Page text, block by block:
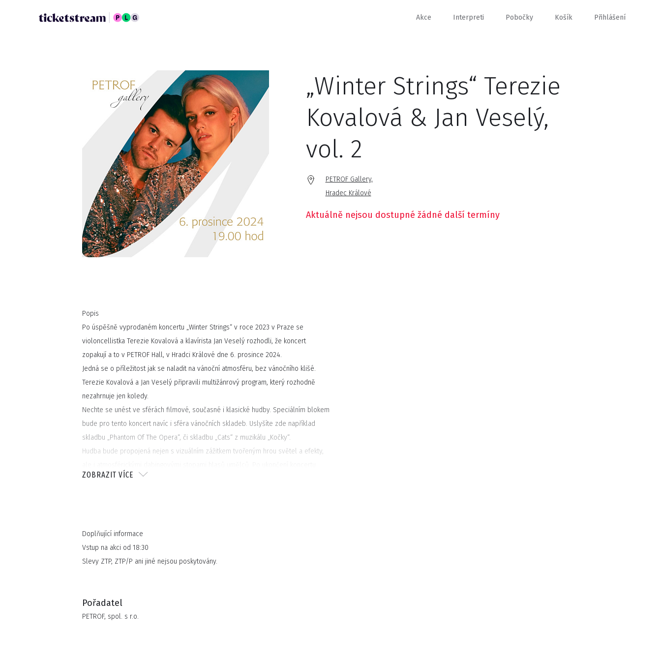
Akce Interpreti Pobočky Košík Přihlášení
„Winter Strings“ Terezie
Kovalová & Jan Veselý,
vol. 2
PETROF Gallery,
Hradec Králové
Aktuálně nejsou dostupné žádné další termíny
Popis
Po úspěšně vyprodaném koncertu „Winter Strings“ v roce 2023 v Praze se
violoncellistka Terezie Kovalová a klavírista Jan Veselý rozhodli, že koncert
zopakují a to v PETROF Hall, v Hradci Králové dne 6. prosince 2024.
Jedná se o příležitost jak se naladit na vánoční atmosféru, bez vánočního klišé.
Terezie Kovalová a Jan Veselý připravili multižánrový program, který rozhodně
nezahrnuje jen koledy.
Nechte se unést ve sférách filmové, současné i klasické hudby. Speciálním blokem
bude pro tento koncert navíc i sféra vánočních skladeb. Uslyšíte zde například
skladbu „Phantom Of The Opera“, či skladbu „Cats“ z muzikálu „Kočky“.
Hudba bude propojená nejen s vizuálním zážitkem tvořeným hrou světel a efekty,
bude v prostoru PETROF společné setkání s umělci.
ZOBRAZIT VÍCE
Doplňující informace
Vstup na akci od 18:30
Slevy ZTP, ZTP/P ani jiné nejsou poskytovány.
Pořadatel
PETROF, spol. s r.o.